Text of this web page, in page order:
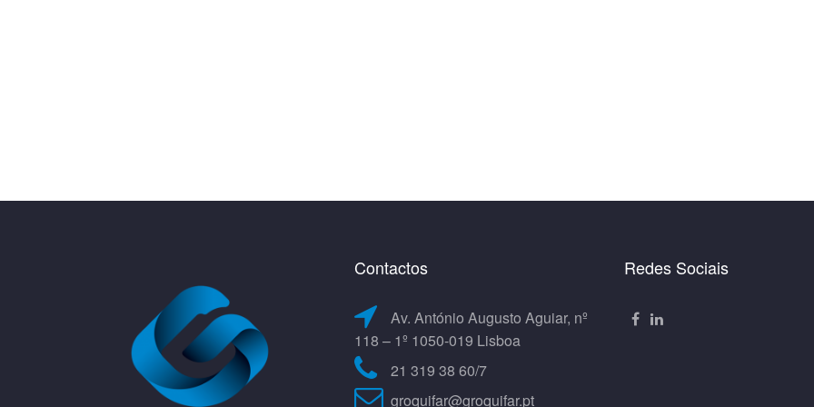
Contactos
Av. António Augusto Aguiar, nº
118 – 1º 1050-019 Lisboa
21 319 38 60/7
groquifar@groquifar.pt
Redes Sociais